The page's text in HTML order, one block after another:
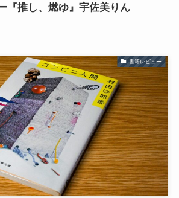
『推し、燃ゆ』宇佐美りん
書籍レビュー